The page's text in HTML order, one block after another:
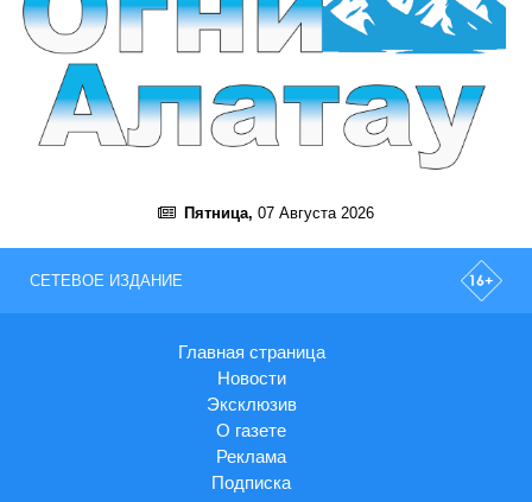
Пятница, 07 Августа 2026
СЕТЕВОЕ ИЗДАНИЕ
Главная страница
Новости
Эксклюзив
О газете
Реклама
Подписка